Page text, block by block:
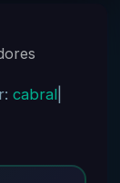
cabral|